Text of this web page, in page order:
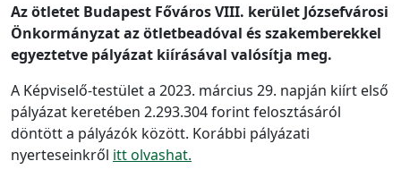
Az ötletet Budapest Főváros VIII. kerület Józsefvárosi
Önkormányzat az ötletbeadóval és szakemberekkel
egyeztetve pályázat kiírásával valósítja meg.
A Képviselő-testület a 2023. március 29. napján kiírt első
pályázat keretében 2.293.304 forint felosztásáról
döntött a pályázók között. Korábbi pályázati
nyerteseinkről itt olvashat.